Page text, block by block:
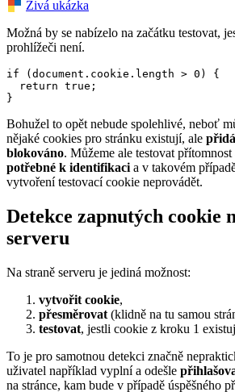
Živá ukázka
Možná by se nabízelo na začátku testovat,
prohlížeči není.
if (document.cookie.length > 0) {
  return true;
}
Bohužel to opět nebude spolehlivé, neboť
nějaké cookies pro stránku existují, ale
blokováno. Můžeme ale testovat
potřebné k identifikaci a v takovém
vytvoření testovací cookie neprovádět.
Detekce zapnutých cookie
serveru
Na straně serveru je jediná možnost:
vytvořit cookie,
přesměrovat (klidně na tu samou
testovat, jestli cookie z kroku 1
To je pro samotnou detekci značně
uživatel například vyplní a odešle
na stránce, kam bude v případě úspěšného